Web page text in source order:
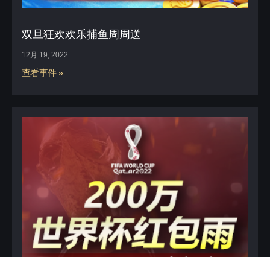
双旦狂欢欢乐捕鱼周周送
12月 19, 2022
查看事件 »